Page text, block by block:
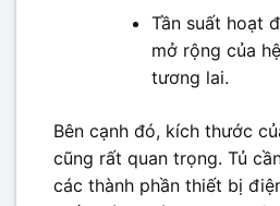
Tần suất hoạt
mở rộng của
tương lai.
Bên cạnh đó, kích thước
cũng rất quan trọng. Tủ
các thành phần thiết bị